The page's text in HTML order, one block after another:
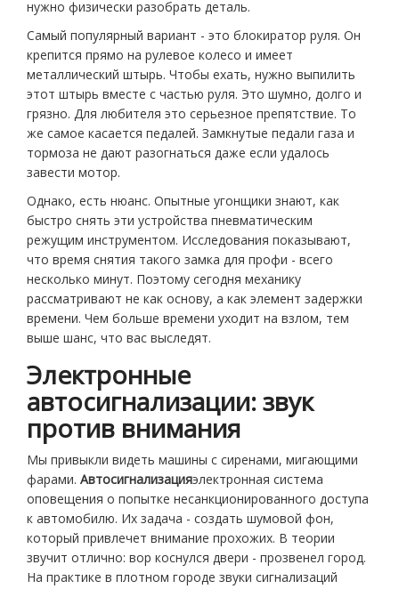
нужно физически разобрать деталь.
Самый популярный вариант - это блокиратор руля. Он
крепится прямо на рулевое колесо и имеет
металлический штырь. Чтобы ехать, нужно выпилить
этот штырь вместе с частью руля. Это шумно, долго и
грязно. Для любителя это серьезное препятствие. То
же самое касается педалей. Замкнутые педали газа и
тормоза не дают разогнаться даже если удалось
завести мотор.
Однако, есть нюанс. Опытные угонщики знают, как
быстро снять эти устройства пневматическим
режущим инструментом. Исследования показывают,
что время снятия такого замка для профи - всего
несколько минут. Поэтому сегодня механику
рассматривают не как основу, а как элемент задержки
времени. Чем больше времени уходит на взлом, тем
выше шанс, что вас выследят.
Электронные
автосигнализации: звук
против внимания
Мы привыкли видеть машины с сиренами, мигающими
фарами. Автосигнализацияэлектронная система
оповещения о попытке несанкционированного доступа
к автомобилю. Их задача - создать шумовой фон,
который привлечет внимание прохожих. В теории
звучит отлично: вор коснулся двери - прозвенел город.
На практике в плотном городе звуки сигнализаций